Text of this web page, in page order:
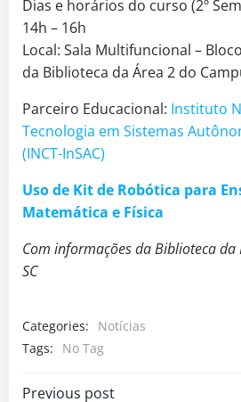
Dias e horários do curso (2º
14h – 16h
Local: Sala Multifuncional –
da Biblioteca da Área 2 do
Parceiro Educacional: Instituto
Tecnologia em Sistemas
(INCT-InSAC)
Uso de Kit de Robótica para
Matemática e Física
Com informações da Biblioteca da
SC
Categories:
Notícias
Tags:
No Tag
Previous post